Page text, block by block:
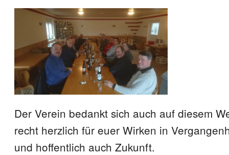
Der Verein bedankt sich auch auf diesem
recht herzlich für euer Wirken in
und hoffentlich auch Zukunft.